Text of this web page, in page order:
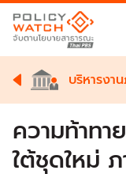
บริหารงา
ความท้าท
ใต้ชุดใหม่